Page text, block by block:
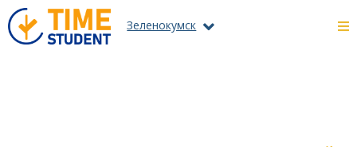
Зеленокумск